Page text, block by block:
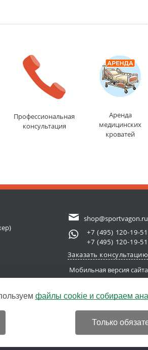
Профессиональная
консультация
Аренда
медицинских
кроватей
shop@sportvagon.ru
+7 (495) 120-19-51
+7 (495) 120-19-51
Заказать консультацию
Мобильная версия сайта
server) © 2011-2026 SportVagon.ru
файлы cookie и собираем
Только